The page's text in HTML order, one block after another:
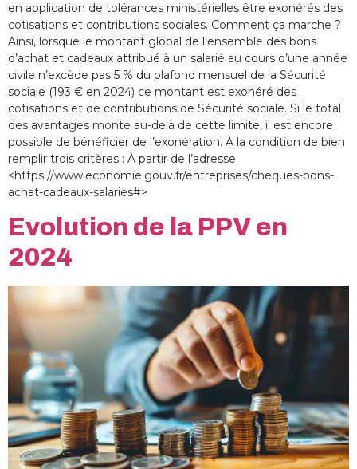
en application de tolérances ministérielles être exonérés des
cotisations et contributions sociales. Comment ça marche ?
Ainsi, lorsque le montant global de l’ensemble des bons
d’achat et cadeaux attribué à un salarié au cours d’une année
civile n’excède pas 5 % du plafond mensuel de la Sécurité
sociale (193 € en 2024) ce montant est exonéré des
cotisations et de contributions de Sécurité sociale. Si le total
des avantages monte au-delà de cette limite, il est encore
possible de bénéficier de l’exonération. À la condition de bien
remplir trois critères : À partir de l’adresse
<https://www.economie.gouv.fr/entreprises/cheques-bons-
achat-cadeaux-salaries#>
Evolution de la PPV en
2024